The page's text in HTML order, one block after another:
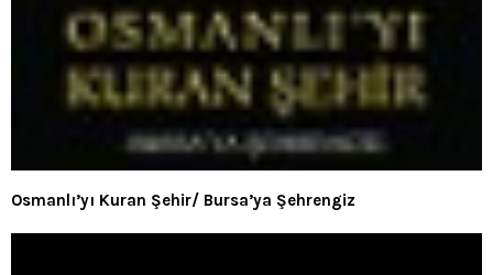
Osmanlı’yı Kuran Şehir/ Bursa’ya Şehrengiz